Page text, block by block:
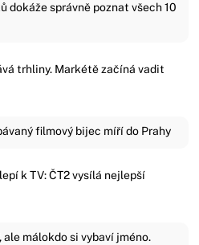
dokáže správně poznat všech 10
trhliny. Markétě začíná vadit
filmový bijec míří do Prahy
k TV: ČT2 vysílá nejlepší
málokdo si vybaví jméno.